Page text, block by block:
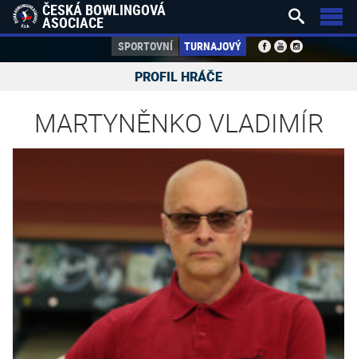
ČESKÁ BOWLINGOVÁ
ASOCIACE
SPORTOVNÍ TURNAJOVÝ
 
PROFIL HRÁČE
MARTYNĚNKO VLADIMÍR